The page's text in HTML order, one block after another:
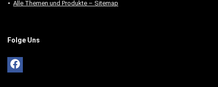
Alle Themen und Produkte – Sitemap
Folge Uns